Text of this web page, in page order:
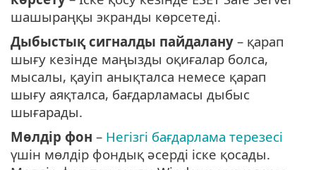
шашыраңқы экранды көрсетеді.
Дыбыстық сигналды пайдалану – қарап
шығу кезінде маңызды оқиғалар болса,
мысалы, қауіп анықталса немесе қарап
шығу аяқталса, бағдарламасы дыбыс
шығарады.
Мөлдір фон – Негізгі бағдарлама терезесі
үшін мөлдір фондық әсерді іске қосады.